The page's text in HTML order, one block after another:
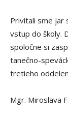
Privítali sme jar
vstup do školy.
spoločne si
tanečno-
tretieho
Mgr. Miroslava